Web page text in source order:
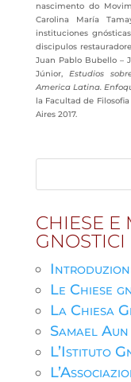
nascimento do
Carolina María
instituciones
discipulos
Juan Pablo Bubello –
Júnior, Estudios
America Latina.
la Facultad de
Aires 2017.
CHIESE E
GNOSTICI
Le Chiese
La Chiesa
Samael
L’Istituto